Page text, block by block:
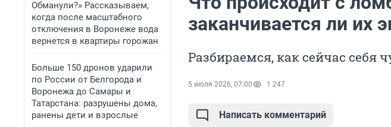
Обманули?» Рассказываем,
когда после масштабного
отключения в Воронеже вода
вернется в квартиры горожан
Больше 150 дронов ударили
по России от Белгорода и
Воронежа до Самары и
Татарстана: разрушены дома,
ранены дети и взрослые
заканчивается ли их
Разбираемся, как сейчас себя
5 июля 2026, 07:00 1 247
Написать комментарий